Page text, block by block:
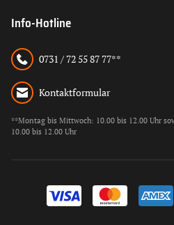
Info-Hotline
0731 / 72 55 87 77**
Kontaktformular
**Montag bis Mittwoch: 10.00 bis 12.00 Uhr
10.00 bis 12.00 Uhr